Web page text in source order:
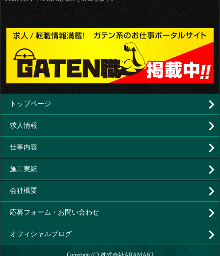
トップページ
求人情報
仕事内容
施工実績
会社概要
応募フォーム・お問い合わせ
オフィシャルブログ